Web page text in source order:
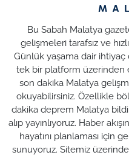
Bu Sabah Malatya
gelişmeleri tarafsız ve
Günlük yaşama dair
tek bir platform üzerinden
son dakika Malatya
okuyabilirsiniz. Özellikle
dakika deprem Malatya
alıp yayınlıyoruz. Haber
hayatını planlaması için
sunuyoruz. Sitemiz